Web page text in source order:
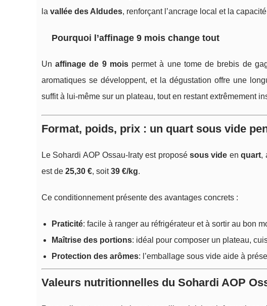
la vallée des Aldudes, renforçant l’ancrage local et la
Pourquoi l’affinage 9 mois change tout
Unaffinage de 9 moispermet à une tome de brebis de
aromatiques se développent, et la dégustation offre une
suffit à lui‑même sur un plateau, tout en restant extrêmement
Format, poids, prix : un quart sous vide
Le Sohardi AOP Ossau‑Iraty est proposésous vide enquart,
est de 25,30 €, soit39 €/kg.
Ce conditionnement présente des avantages concrets :
Praticité: facile à ranger au réfrigérateur et à sortir au bon
Maîtrise des portions: idéal pour composer un plateau,
Protection des arômes: l’emballage sous vide aide à
Valeurs nutritionnelles du Sohardi AOP